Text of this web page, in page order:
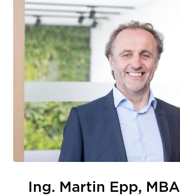
Ing. Martin Epp, MBA